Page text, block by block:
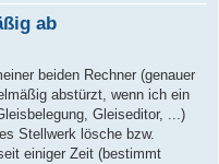
ab
beiden Rechner (genauer
abstürzt, wenn ich ein
Gleiseditor, ...)
Stellwerk lösche bzw.
einiger Zeit (bestimmt